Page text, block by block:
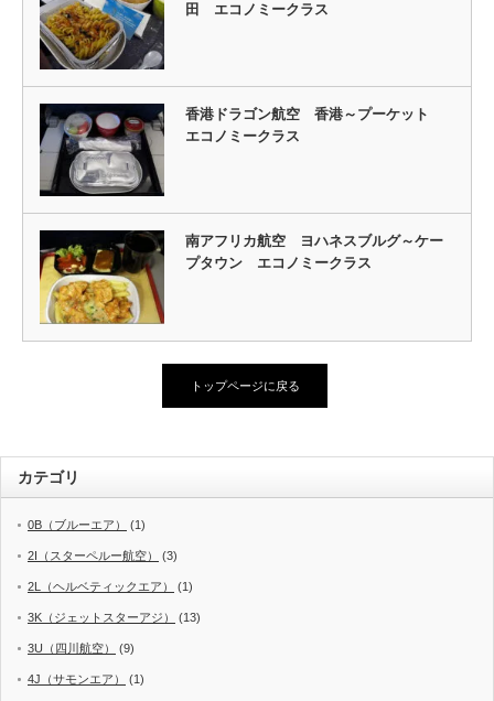
田 エコノミークラス
香港ドラゴン航空 香港～プーケット
エコノミークラス
南アフリカ航空 ヨハネスブルグ～ケー
プタウン エコノミークラス
トップページに戻る
カテゴリ
0B（ブルーエア） (1)
2I（スターペルー航空） (3)
2L（ヘルベティックエア） (1)
3K（ジェットスターアジ） (13)
3U（四川航空） (9)
4J（サモンエア） (1)